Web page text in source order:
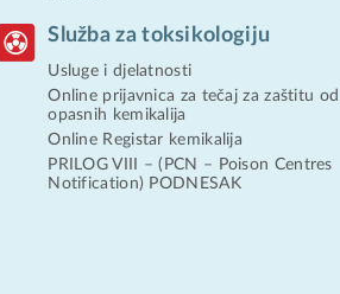
Služba za toksikologiju
Usluge i djelatnosti
Online prijavnica za tečaj za zaštitu od
opasnih kemikalija
Online Registar kemikalija
PRILOG VIII – (PCN – Poison Centres
Notification) PODNESAK